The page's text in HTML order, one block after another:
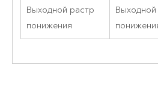
Выходной растр
понижения
Выходной